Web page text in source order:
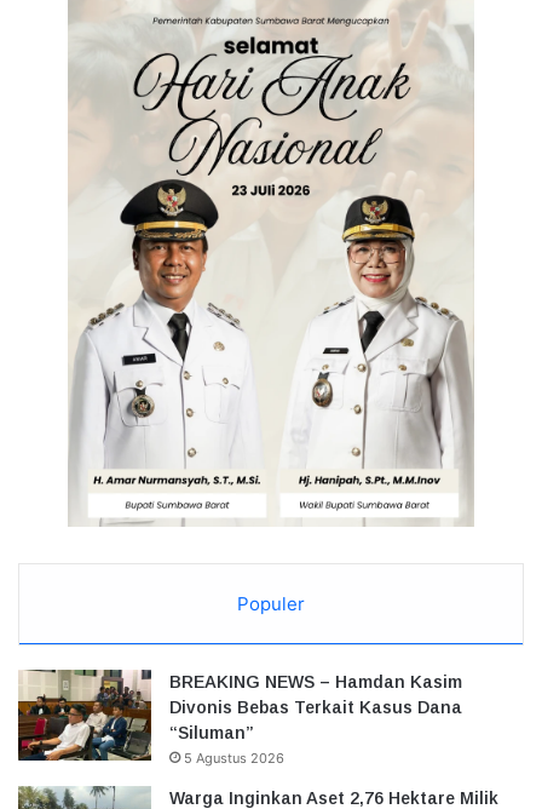
Populer
BREAKING NEWS – Hamdan Kasim
Divonis Bebas Terkait Kasus Dana
“Siluman”
5 Agustus 2026
Warga Inginkan Aset 2,76 Hektare Milik